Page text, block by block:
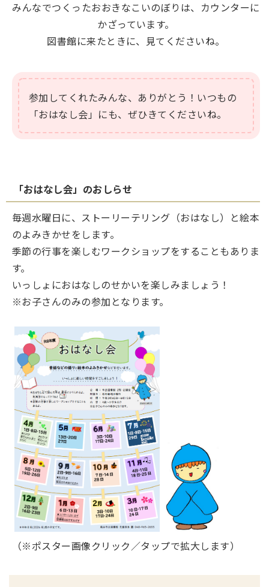
みんなでつくったおおきなこいのぼりは、カウンターに
かざっています。
図書館に来たときに、見てくださいね。
参加してくれたみんな、ありがとう！いつもの
「おはなし会」にも、ぜひきてくださいね。
「おはなし会」のおしらせ
毎週水曜日に、ストーリーテリング（おはなし）と絵本
のよみきかせをします。
季節の行事を楽しむワークショップをすることもありま
す。
いっしょにおはなしのせかいを楽しみましょう！
※お子さんのみの参加となります。
（※ポスター画像クリック／タップで拡大します）